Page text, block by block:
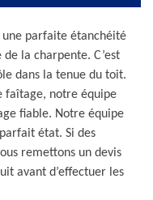
parfaite étanchéité
la charpente. C’est
dans la tenue du toit.
faîtage, notre équipe
fiable. Notre équipe
état. Si des
remettons un devis
avant d’effectuer les